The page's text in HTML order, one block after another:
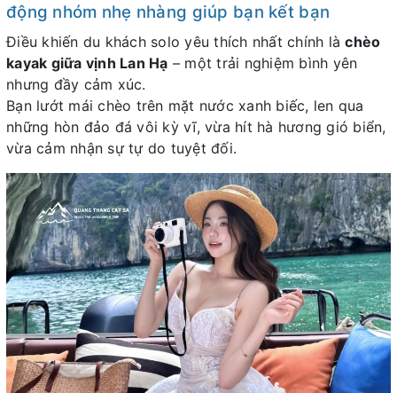
động nhóm nhẹ nhàng giúp bạn kết bạn
Điều khiến du khách solo yêu thích nhất chính làchèo
kayak giữa vịnh Lan Hạ – một trải nghiệm bình yên
nhưng đầy cảm xúc.
Bạn lướt mái chèo trên mặt nước xanh biếc, len qua
những hòn đảo đá vôi kỳ vĩ, vừa hít hà hương gió biển,
vừa cảm nhận sự tự do tuyệt đối.